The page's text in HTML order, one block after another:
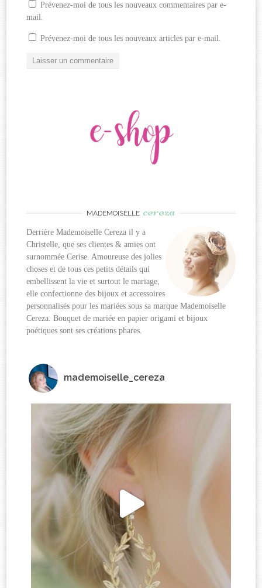
Prévenez-moi de tous les nouveaux commentaires par e-
mail.
Prévenez-moi de tous les nouveaux articles par e-mail.
MADEMOISELLE cereza
Derrière Mademoiselle Cereza il y a
Christelle, que ses clientes & amies ont
surnommée Cerise. Amoureuse des jolies
choses et de tous ces petits détails qui
embellissent la vie et surtout le mariage,
elle confectionne des bijoux et accessoires
personnalisés pour les mariées sous sa marque Mademoiselle
Cereza. Bouquet de mariée en papier origami et bijoux
poétiques sont ses créations phares.
mademoiselle_cereza